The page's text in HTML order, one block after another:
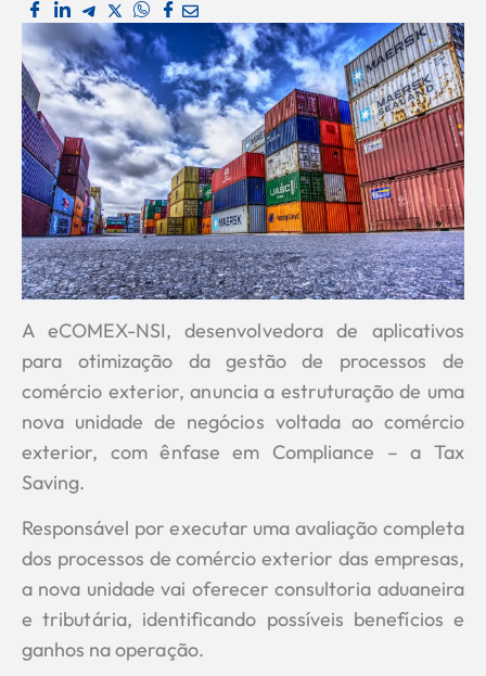
A eCOMEX-NSI, desenvolvedora de aplicativos
para otimização da gestão de processos de
comércio exterior, anuncia a estruturação de uma
nova unidade de negócios voltada ao comércio
exterior, com ênfase em Compliance – a Tax
Saving.
Responsável por executar uma avaliação completa
dos processos de comércio exterior das empresas,
a nova unidade vai oferecer consultoria aduaneira
e tributária, identificando possíveis benefícios e
ganhos na operação.